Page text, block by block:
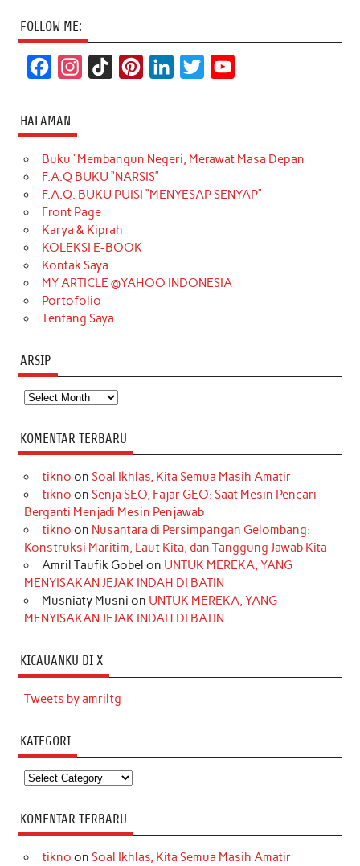
FOLLOW ME:
c
e
b
o
o
k
t
a
g
r
a
m
T
o
k
t
e
r
k
e
d
t
t
e
T
u
b
HALAMAN
Buku “Membangun Negeri, Merawat Masa Depan
F.A.Q BUKU “NARSIS”
F.A.Q. BUKU PUISI “MENYESAP SENYAP”
Front Page
Karya & Kiprah
KOLEKSI E-BOOK
Kontak Saya
MY ARTICLE @YAHOO INDONESIA
Portofolio
Tentang Saya
ARSIP
Arsip
KOMENTAR TERBARU
tikno on Soal Ikhlas, Kita Semua Masih Amatir
tikno on Senja SEO, Fajar GEO: Saat Mesin Pencari
Berganti Menjadi Mesin Penjawab
tikno on Nusantara di Persimpangan Gelombang:
Konstruksi Maritim, Laut Kita, dan Tanggung Jawab Kita
Amril Taufik Gobel on UNTUK MEREKA, YANG
MENYISAKAN JEJAK INDAH DI BATIN
Musniaty Musni on UNTUK MEREKA, YANG
MENYISAKAN JEJAK INDAH DI BATIN
KICAUANKU DI X
Tweets by amriltg
KATEGORI
Kategori
KOMENTAR TERBARU
tikno on Soal Ikhlas, Kita Semua Masih Amatir